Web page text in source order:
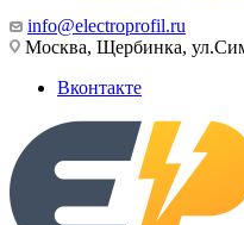
info@electroprofil.ru
Москва, Щербинка,
Вконтакте